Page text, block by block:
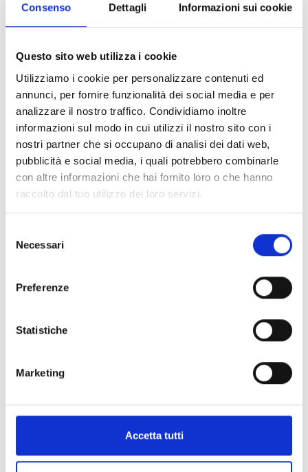
Consenso Dettagli Informazioni sui cookie
Questo sito web utilizza i cookie
Utilizziamo i cookie per personalizzare contenuti ed
annunci, per fornire funzionalità dei social media e per
analizzare il nostro traffico. Condividiamo inoltre
informazioni sul modo in cui utilizzi il nostro sito con i
nostri partner che si occupano di analisi dei dati web,
pubblicità e social media, i quali potrebbero combinarle
con altre informazioni che hai fornito loro o che hanno
raccolto dal tuo utilizzo dei loro servizi.
delNecessari
Preferenze
Statistiche
Marketing
Accetta tutti
Email
info@hotelandossi.com
Website
https://www.hotelandossi.it/hotel/ristorante-
madesimo/
Social
Facebook
Do you own this website?